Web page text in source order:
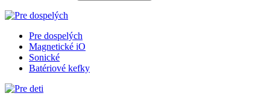
Pre dospelých
Magnetické iO
Sonické
Batériové kefky